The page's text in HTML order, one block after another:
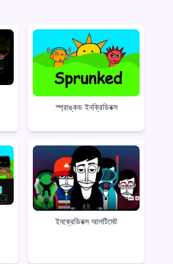
স্প্রাঙ্কড ইনক্রিডিবক্স
ইনক্রেডিবক্স আলটিমেট